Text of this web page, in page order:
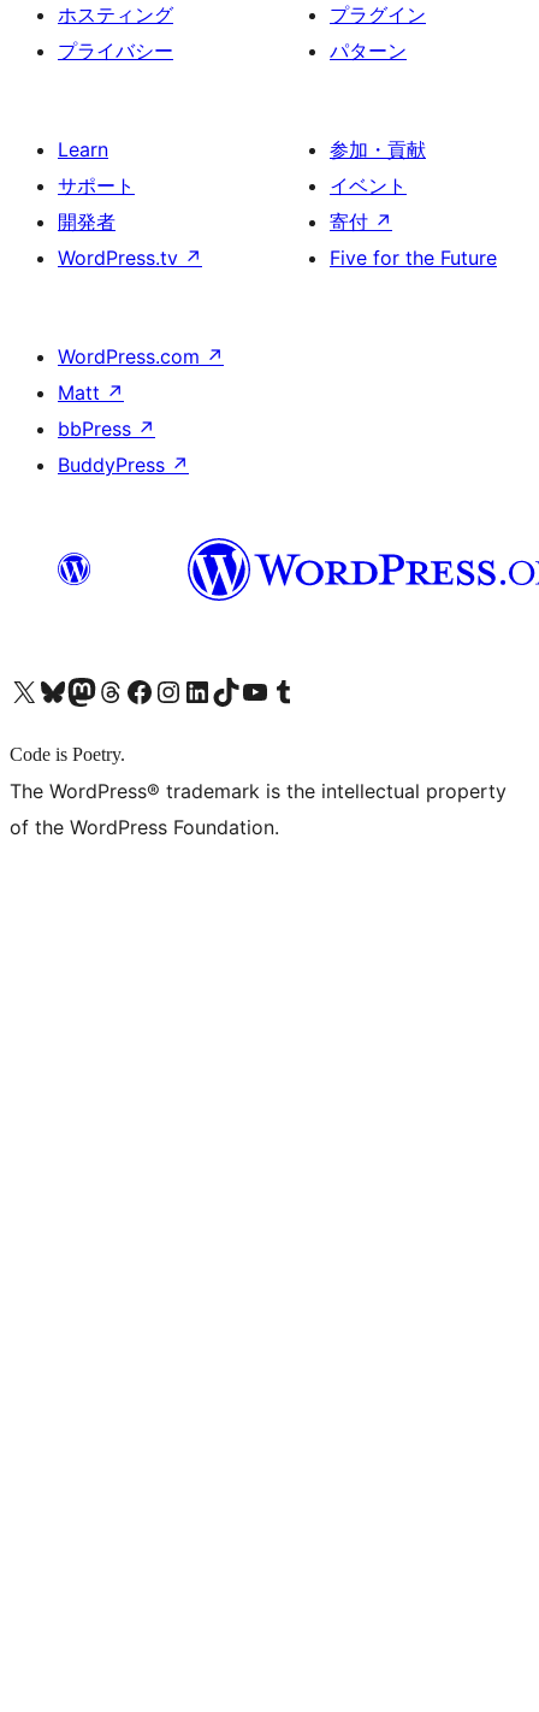
ホスティング
プライバシー
プラグイン
パターン
Learn
サポート
開発者
WordPress.tv ↗
参加・貢献
イベント
寄付 ↗
Five for the Future
WordPress.com ↗
Matt ↗
bbPress ↗
BuddyPress ↗
X (旧 Twitter) アカウントへBluesky アカウントへMastodon アカウントへThreads アカウントへ Facebook ページへInstagram アカウントへ LinkedIn アカウントへTikTok アカウントへYouTube チャンネルへ Tumblr アカウントへ
Code is Poetry.
The WordPress® trademark is the intellectual property
of the WordPress Foundation.